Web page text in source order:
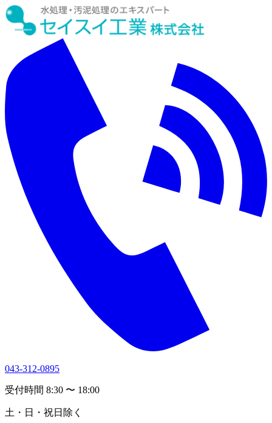
043-312-0895
受付時間 8:30 〜 18:00
土・日・祝日除く